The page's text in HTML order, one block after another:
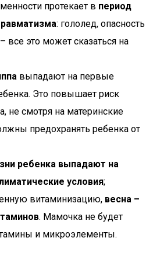
протекает в период
: гололед, опасность
все это может сказаться на
выпадают на первые
Это повышает риск
не смотря на материнские
предохранять ребенка от
ребенка выпадают на
условия;
витаминизацию, весна –
. Мамочка не будет
и микроэлементы.